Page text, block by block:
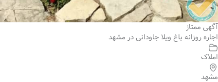
آگهی ممتاز
اجاره روزانه باغ ویلا جاودانی در مشهد
املاک
مشهد